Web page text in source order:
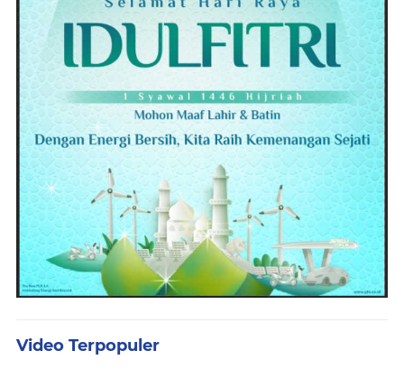
Video Terpopuler